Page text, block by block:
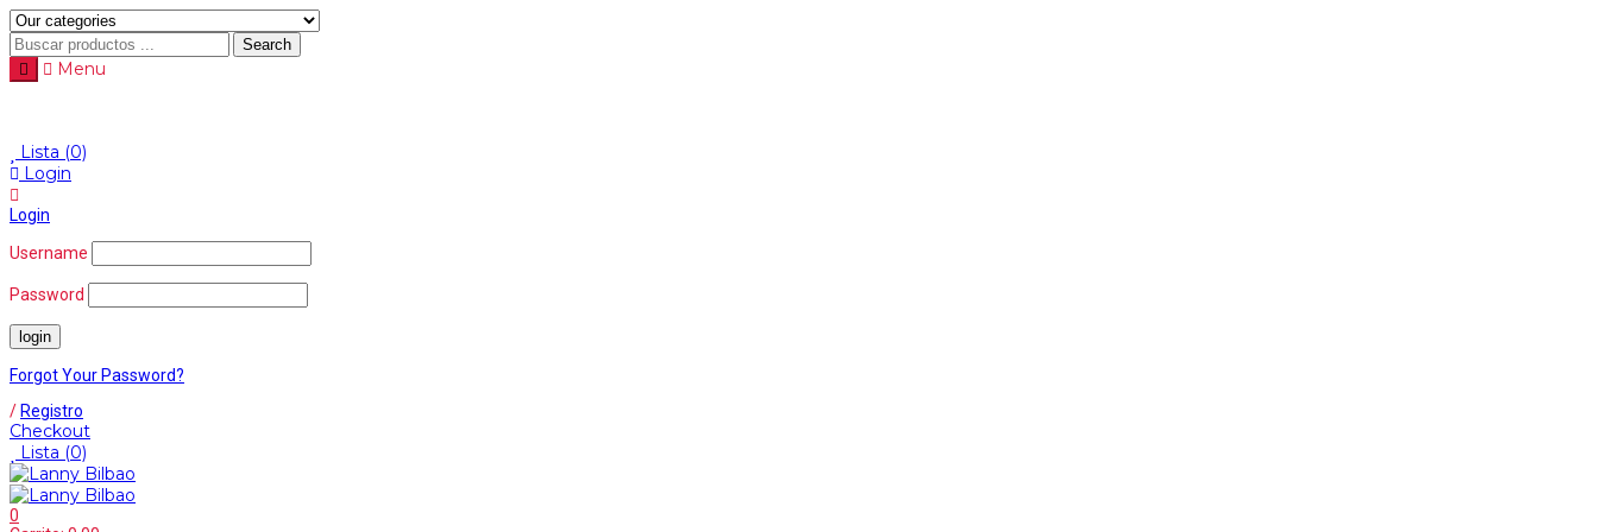
Search
Menu
Lista (0)
Login
Login
Username
Password
Forgot Your Password?
/ Registro
Checkout
Lista (0)
0